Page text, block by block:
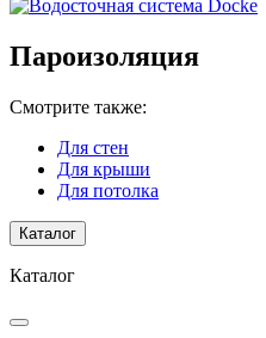
Пароизоляция
Смотрите также:
Для стен
Для крыши
Для потолка
Каталог
Каталог